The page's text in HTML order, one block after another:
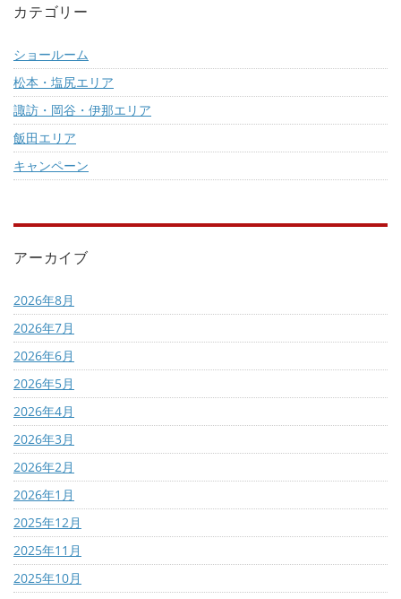
カテゴリー
ショールーム
松本・塩尻エリア
諏訪・岡谷・伊那エリア
飯田エリア
キャンペーン
アーカイブ
2026年8月
2026年7月
2026年6月
2026年5月
2026年4月
2026年3月
2026年2月
2026年1月
2025年12月
2025年11月
2025年10月